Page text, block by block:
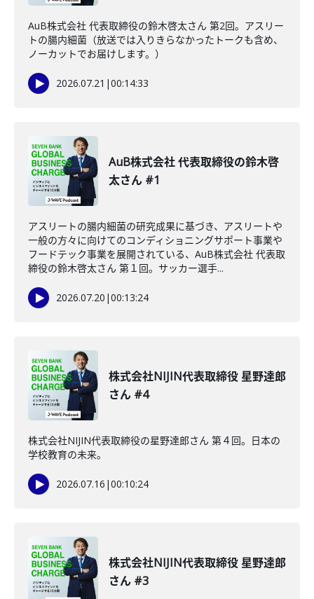
AuB株式会社 代表取締役の鈴木啓太さん 第2回。アスリー
トの腸内細菌（放送では入りきらなかったトークも含め、
ノーカットでお届けします。）
2026.07.21 |00:14:33
AuB株式会社 代表取締役の鈴木啓
太さん #1
アスリートの腸内細菌の研究成果に基づき、アスリートや
一般の方々に向けてのコンディショニングサポート事業や
フードテック事業を展開されている、AuB株式会社 代表取
締役の鈴木啓太さん 第１回。サッカー選手...
2026.07.20 |00:13:24
株式会社NIJIN代表取締役 星野達郎
さん #4
株式会社NIJIN代表取締役の星野達郎さん 第４回。日本の
学校教育の未来。
2026.07.16 |00:10:24
株式会社NIJIN代表取締役 星野達郎
さん #3